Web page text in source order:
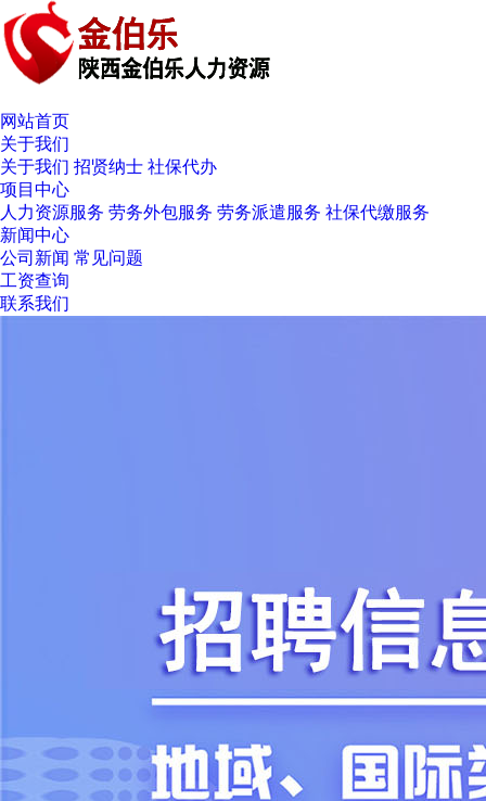
网站首页
关于我们
关于我们 招贤纳士 社保代办
项目中心
人力资源服务 劳务外包服务 劳务派遣服务 社保代缴服务
新闻中心
公司新闻 常见问题
工资查询
联系我们